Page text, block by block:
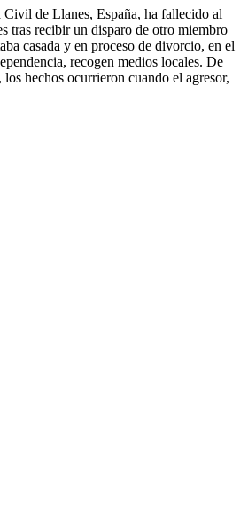
Civil de Llanes, España, ha fallecido al
tras recibir un disparo de otro miembro
casada y en proceso de divorcio, en el
recogen medios locales. De
hechos ocurrieron cuando el agresor,